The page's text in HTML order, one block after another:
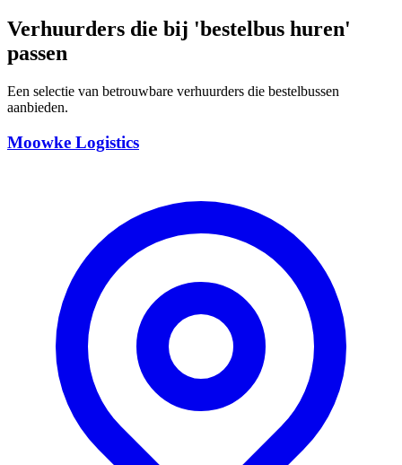
Verhuurders die bij 'bestelbus huren'
passen
Een selectie van betrouwbare verhuurders die bestelbussen
aanbieden.
Moowke Logistics